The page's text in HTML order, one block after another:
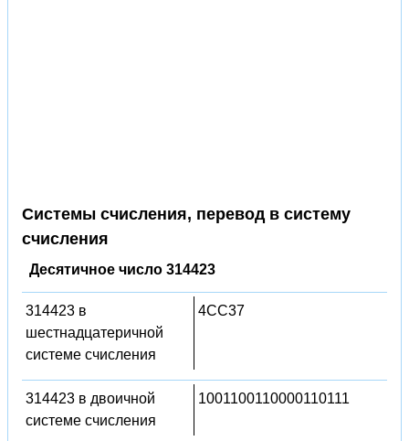
Системы счисления, перевод в систему
счисления
Десятичное число 314423
314423 в
шестнадцатеричной
системе счисления
4CC37
314423 в двоичной
системе счисления
1001100110000110111